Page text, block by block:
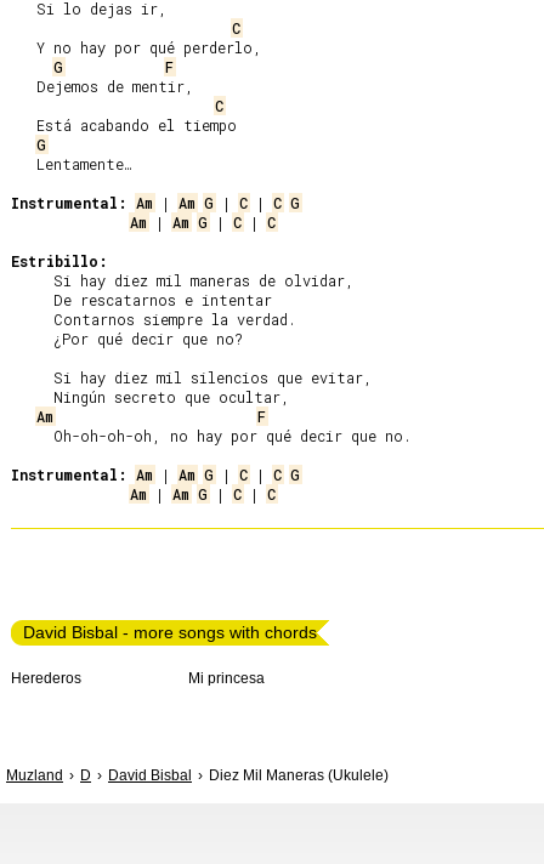
C
G
F
C
G
Instrumental:
Am | Am G | C | C G
Am | Am G | C | C
Estribillo:
Am
F
Instrumental:
Am | Am G | C | C G
Am | Am G | C | C
David Bisbal - more songs with chords
Herederos Mi princesa
Muzland D David Bisbal Diez Mil Maneras (Ukulele)